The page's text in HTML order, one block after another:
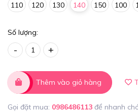
110 120 130 140 150 100
Số lượng:
- +
Thêm vào giỏ hàng
Gọi đặt mua: 0986486113 để nhanh